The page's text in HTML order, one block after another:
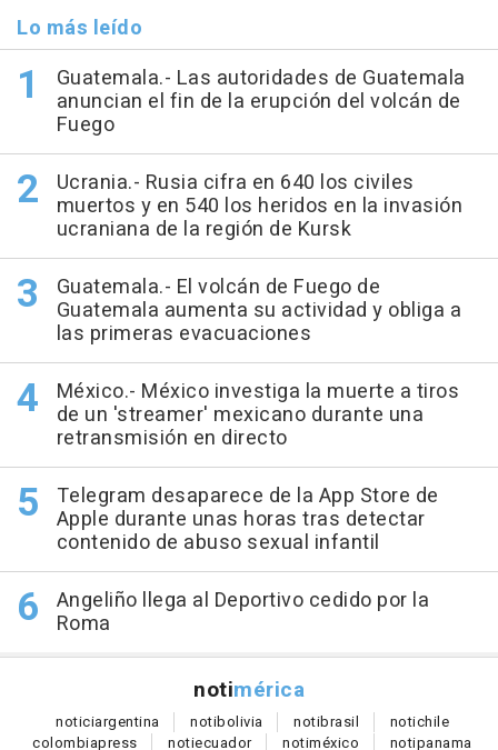
Lo más leído
Guatemala.- Las autoridades de Guatemala
anuncian el fin de la erupción del volcán de
Fuego
Ucrania.- Rusia cifra en 640 los civiles
muertos y en 540 los heridos en la invasión
ucraniana de la región de Kursk
Guatemala.- El volcán de Fuego de
Guatemala aumenta su actividad y obliga a
las primeras evacuaciones
México.- México investiga la muerte a tiros
de un 'streamer' mexicano durante una
retransmisión en directo
Telegram desaparece de la App Store de
Apple durante unas horas tras detectar
contenido de abuso sexual infantil
Angeliño llega al Deportivo cedido por la
Roma
notimérica
noticiargentina notibolivia notibrasil notichile
colombiapress notiecuador notiméxico notipanama